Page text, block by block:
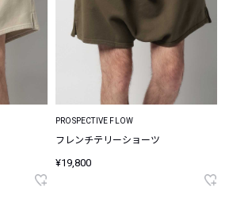
PROSPECTIVE FLOW
フレンチテリーショーツ
¥19,800